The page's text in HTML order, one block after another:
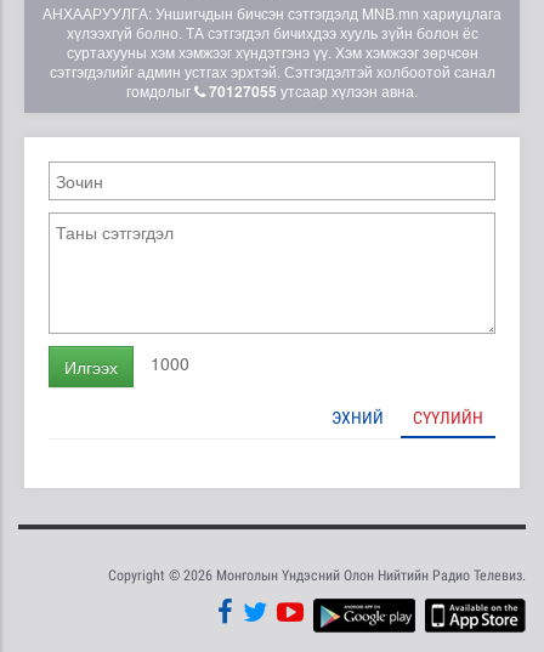
АНХААРУУЛГА: Уншигчдын бичсэн сэтгэгдэлд MNB.mn хариуцлага
хүлээхгүй болно. ТА сэтгэгдэл бичихдээ хууль зүйн болон ёс
суртахууны хэм хэмжээг хүндэтгэнэ үү. Хэм хэмжээг зөрчсөн
сэтгэгдэлийг админ устгах эрхтэй. Сэтгэгдэлтэй холбоотой санал
гомдолыг
70127055 утсаар хүлээн авна.
Илгээх 1000
ЭХНИЙ СҮҮЛИЙН
Copyright © 2026 Монголын Үндэсний Олон Нийтийн Радио Телевиз.